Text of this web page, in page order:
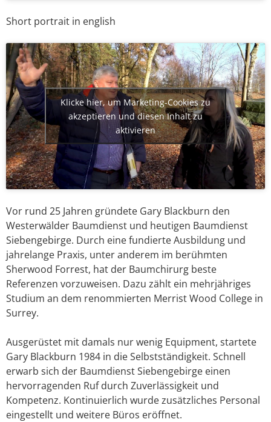
Short portrait in english
Klicke hier, um Marketing-Cookies zu
akzeptieren und diesen Inhalt zu
aktivieren
Vor rund 25 Jahren gründete Gary Blackburn den
Westerwälder Baumdienst und heutigen Baumdienst
Siebengebirge. Durch eine fundierte Ausbildung und
jahrelange Praxis, unter anderem im berühmten
Sherwood Forrest, hat der Baumchirurg beste
Referenzen vorzuweisen. Dazu zählt ein mehrjähriges
Studium an dem renommierten Merrist Wood College in
Surrey.
Ausgerüstet mit damals nur wenig Equipment, startete
Gary Blackburn 1984 in die Selbstständigkeit. Schnell
erwarb sich der Baumdienst Siebengebirge einen
hervorragenden Ruf durch Zuverlässigkeit und
Kompetenz. Kontinuierlich wurde zusätzliches Personal
eingestellt und weitere Büros eröffnet.